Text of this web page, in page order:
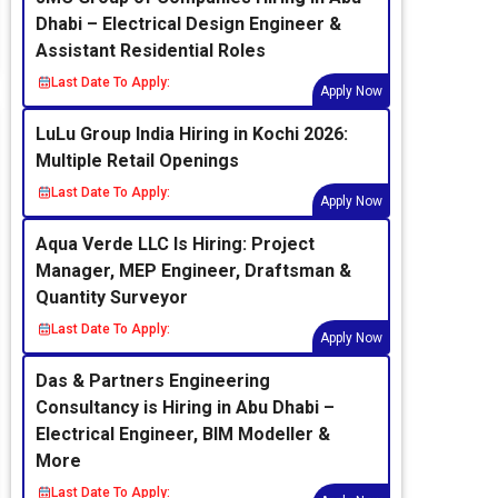
Dhabi – Electrical Design Engineer &
Assistant Residential Roles
Last Date To Apply:
Apply Now
LuLu Group India Hiring in Kochi 2026:
Multiple Retail Openings
Last Date To Apply:
Apply Now
Aqua Verde LLC Is Hiring: Project
Manager, MEP Engineer, Draftsman &
Quantity Surveyor
Last Date To Apply:
Apply Now
Das & Partners Engineering
Consultancy is Hiring in Abu Dhabi –
Electrical Engineer, BIM Modeller &
More
Last Date To Apply: